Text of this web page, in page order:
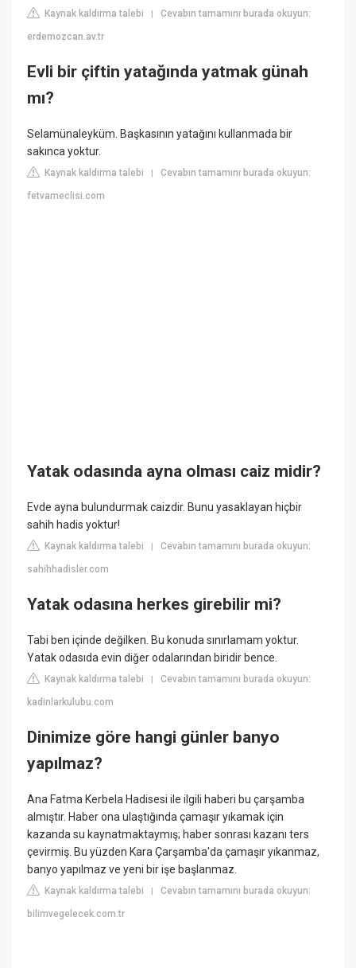
Kaynak kaldırma talebi |Cevabın tamamını burada okuyun:
erdemozcan.av.tr
Evli bir çiftin yatağında yatmak günah
mı?
Selamünaleyküm. Başkasının yatağını kullanmada bir
sakınca yoktur.
Kaynak kaldırma talebi |Cevabın tamamını burada okuyun:
fetvameclisi.com
Yatak odasında ayna olması caiz midir?
Evde ayna bulundurmak caizdir. Bunu yasaklayan hiçbir
sahih hadis yoktur!
Kaynak kaldırma talebi |Cevabın tamamını burada okuyun:
sahihhadisler.com
Yatak odasına herkes girebilir mi?
Tabi ben içinde değilken. Bu konuda sınırlamam yoktur.
Yatak odasıda evin diğer odalarından biridir bence.
Kaynak kaldırma talebi |Cevabın tamamını burada okuyun:
kadinlarkulubu.com
Dinimize göre hangi günler banyo
yapılmaz?
Ana Fatma Kerbela Hadisesi ile ilgili haberi bu çarşamba
almıştır. Haber ona ulaştığında çamaşır yıkamak için
kazanda su kaynatmaktaymış; haber sonrası kazanı ters
çevirmiş. Bu yüzden Kara Çarşamba'da çamaşır yıkanmaz,
banyo yapılmaz ve yeni bir işe başlanmaz.
Kaynak kaldırma talebi |Cevabın tamamını burada okuyun:
bilimvegelecek.com.tr